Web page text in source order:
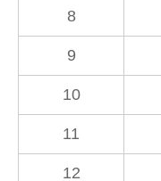
8
9
10
11
12